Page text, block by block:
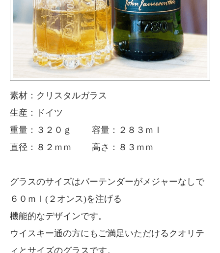
素材：クリスタルガラス
生産：ドイツ
重量：３２０ｇ 容量：２８３ｍｌ
直径：８２ｍｍ 高さ：８３ｍｍ
グラスのサイズはバーテンダーがメジャーなしで
６０ｍｌ(２オンス)を注げる
機能的なデザインです。
ウイスキー通の方にもご満足いただけるクオリテ
ィとサイズのグラスです。